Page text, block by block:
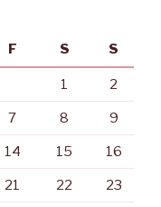
F S S
1 2
7 8 9
14 15 16
21 22 23